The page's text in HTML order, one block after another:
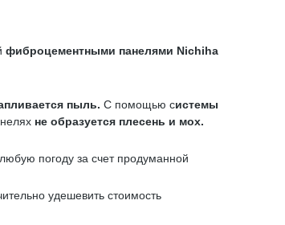
фиброцементными панелями Nichiha
пыль. С помощью системы
не образуется плесень и мох.
погоду за счет продуманной
удешевить стоимость